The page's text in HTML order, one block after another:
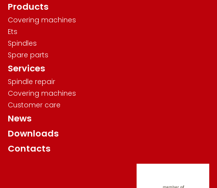
Products
Covering machines
Ets
Spindles
Spare parts
Services
Spindle repair
Covering machines
Customer care
News
Downloads
Contacts